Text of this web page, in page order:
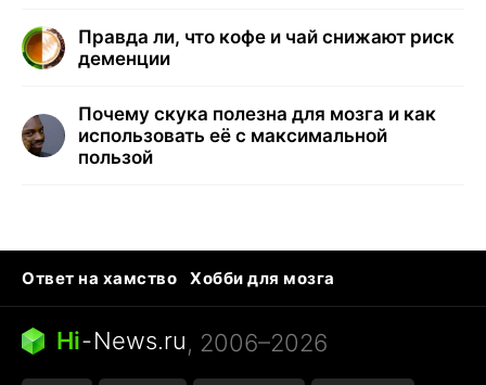
Правда ли, что кофе и чай снижают риск
деменции
Почему скука полезна для мозга и как
использовать её с максимальной
пользой
Ответ на хамство
Хобби для мозга
Бензин 100 и 95
Тунцы в океанариуме
Следующая пандемия
Hi-News.ru, 2006–2026